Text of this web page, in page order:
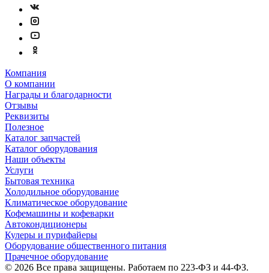
Компания
О компании
Награды и благодарности
Отзывы
Реквизиты
Полезное
Каталог запчастей
Каталог оборудования
Наши объекты
Услуги
Бытовая техника
Холодильное оборудование
Климатическое оборудование
Кофемашины и кофеварки
Автокондиционеры
Кулеры и пурифайеры
Оборудование общественного питания
Прачечное оборудование
© 2026 Все права защищены. Работаем по 223-ФЗ и 44-ФЗ.